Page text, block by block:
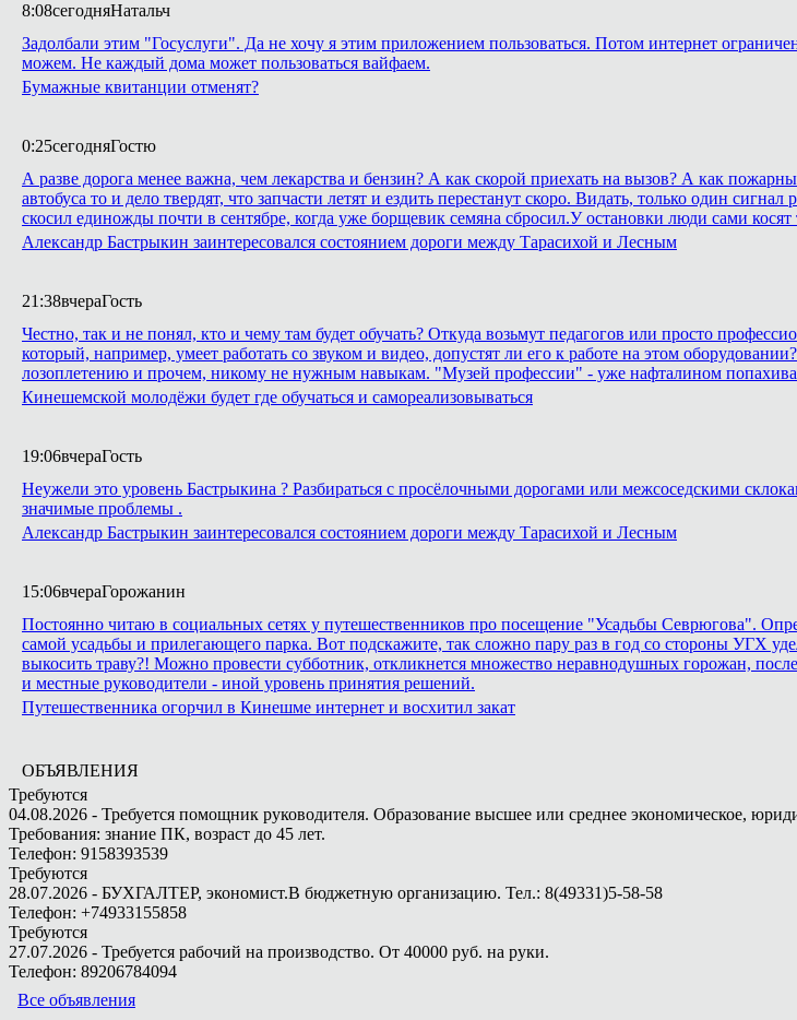
8:08сегодняНатальч
Задолбали этим "Госуслуги". Да не хочу я этим приложением пользоваться. Потом интернет
можем. Не каждый дома может пользоваться вайфаем.
Бумажные квитанции отменят?
0:25сегодняГостю
А разве дорога менее важна, чем лекарства и бензин? А как скорой приехать на вызов? А как
автобуса то и дело твердят, что запчасти летят и ездить перестанут скоро. Видать, только один
скосил единожды почти в сентябре, когда уже борщевик семяна сбросил.У остановки люди сами косят
Александр Бастрыкин заинтересовался состоянием дороги между Тарасихой и Лесным
21:38вчераГость
Честно, так и не понял, кто и чему там будет обучать? Откуда возьмут педагогов или просто
который, например, умеет работать со звуком и видео, допустят ли его к работе на этом
лозоплетению и прочем, никому не нужным навыкам. "Музей профессии" - уже нафталином
Кинешемской молодёжи будет где обучаться и самореализовываться
19:06вчераГость
Неужели это уровень Бастрыкина ? Разбираться с просёлочными дорогами или межсоседскими
значимые проблемы .
Александр Бастрыкин заинтересовался состоянием дороги между Тарасихой и Лесным
15:06вчераГорожанин
Постоянно читаю в социальных сетях у путешественников про посещение "Усадьбы Севрюгова".
самой усадьбы и прилегающего парка. Вот подскажите, так сложно пару раз в год со стороны УГХ
выкосить траву?! Можно провести субботник, откликнется множество неравнодушных горожан,
и местные руководители - иной уровень принятия решений.
Путешественника огорчил в Кинешме интернет и восхитил закат
ОБЪЯВЛЕНИЯ
Требуются
04.08.2026 - Требуется помощник руководителя. Образование высшее или среднее экономическое,
Требования: знание ПК, возраст до 45 лет.
Телефон: 9158393539
Требуются
28.07.2026 - БУХГАЛТЕР, экономист.В бюджетную организацию. Тел.: 8(49331)5-58-58
Телефон: +74933155858
Требуются
27.07.2026 - Требуется рабочий на производство. От 40000 руб. на руки.
Телефон: 89206784094
Все объявления